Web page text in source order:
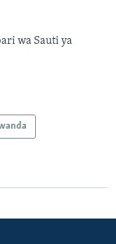
wa Sauti ya